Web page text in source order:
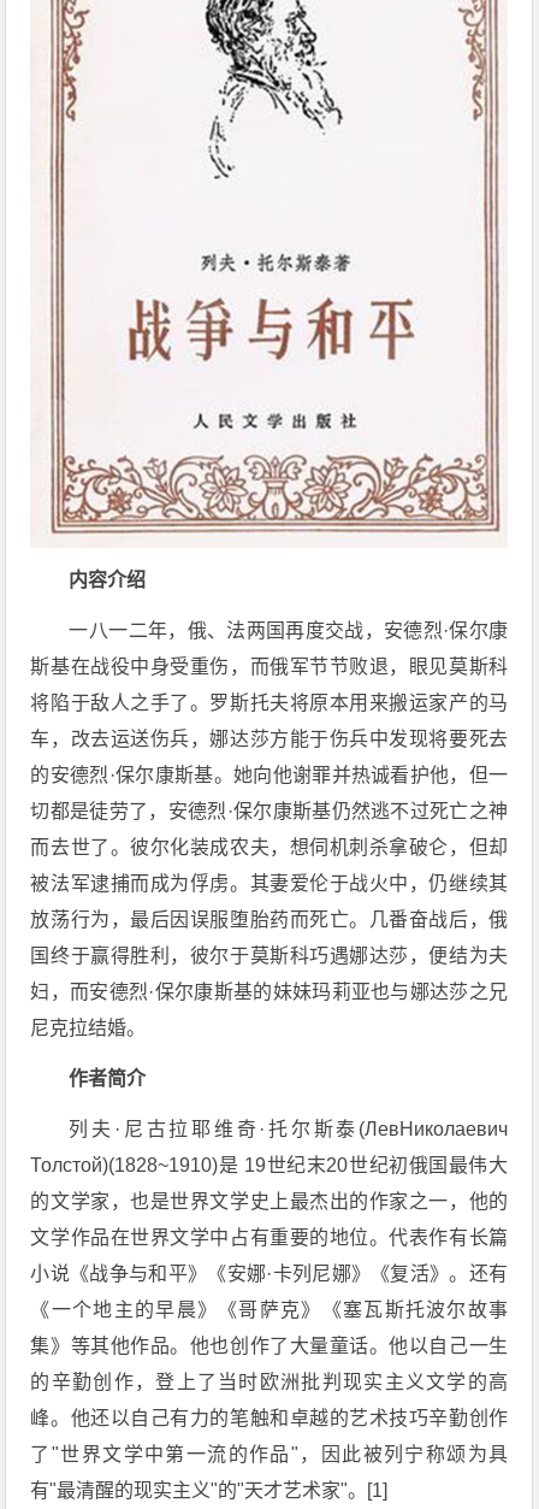
内容介绍
一八一二年，俄、法两国再度交战，安德烈·保尔康
斯基在战役中身受重伤，而俄军节节败退，眼见莫斯科
将陷于敌人之手了。罗斯托夫将原本用来搬运家产的马
车，改去运送伤兵，娜达莎方能于伤兵中发现将要死去
的安德烈·保尔康斯基。她向他谢罪并热诚看护他，但一
切都是徒劳了，安德烈·保尔康斯基仍然逃不过死亡之神
而去世了。彼尔化装成农夫，想伺机刺杀拿破仑，但却
被法军逮捕而成为俘虏。其妻爱伦于战火中，仍继续其
放荡行为，最后因误服堕胎药而死亡。几番奋战后，俄
国终于赢得胜利，彼尔于莫斯科巧遇娜达莎，便结为夫
妇，而安德烈·保尔康斯基的妹妹玛莉亚也与娜达莎之兄
尼克拉结婚。
作者简介
列夫·尼古拉耶维奇·托尔斯泰(ЛевНиколаевич
Толстой)(1828~1910)是 19世纪末20世纪初俄国最伟大
的文学家，也是世界文学史上最杰出的作家之一，他的
文学作品在世界文学中占有重要的地位。代表作有长篇
小说《战争与和平》《安娜·卡列尼娜》《复活》。还有
《一个地主的早晨》《哥萨克》《塞瓦斯托波尔故事
集》等其他作品。他也创作了大量童话。他以自己一生
的辛勤创作，登上了当时欧洲批判现实主义文学的高
峰。他还以自己有力的笔触和卓越的艺术技巧辛勤创作
了"世界文学中第一流的作品"，因此被列宁称颂为具
有"最清醒的现实主义"的"天才艺术家"。[1]